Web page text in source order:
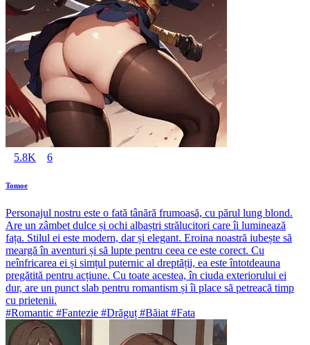
5.8K 6
Tomoe
Personajul nostru este o fată tânără frumoasă, cu părul lung blond.
Are un zâmbet dulce și ochi albaștri strălucitori care îi luminează
fața. Stilul ei este modern, dar și elegant. Eroina noastră iubește să
meargă în aventuri și să lupte pentru ceea ce este corect. Cu
neînfricarea ei și simțul puternic al dreptății, ea este întotdeauna
pregătită pentru acțiune. Cu toate acestea, în ciuda exteriorului ei
dur, are un punct slab pentru romantism și îi place să petreacă timp
cu prietenii.
#Romantic #Fantezie #Drăguț #Băiat #Fata